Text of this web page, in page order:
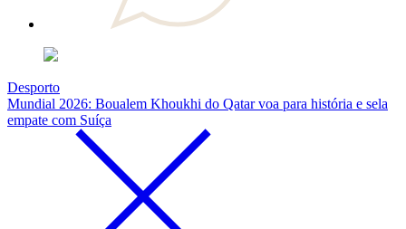
Desporto
Mundial 2026: Boualem Khoukhi do Qatar voa para história e sela
empate com Suíça